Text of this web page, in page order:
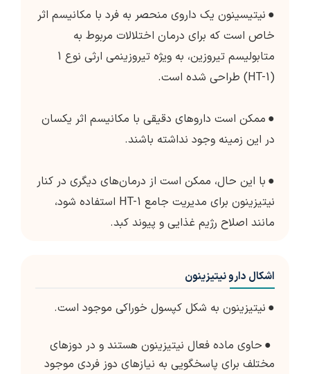
● نیتیسینون یک داروی منحصر به فرد با مکانیسم اثر
خاص است که برای درمان اختلالات مربوط به
متابولیسم تیروزین، به ویژه تیروزینمی ارثی نوع 1
(HT-1) طراحی شده است.
● ممکن است داروهای دقیقی با مکانیسم اثر یکسان
در این زمینه وجود نداشته باشند.
● با این حال، ممکن است از درمان‌های دیگری در کنار
نیتیزینون برای مدیریت جامع HT-1 استفاده شود،
مانند اصلاح رژیم غذایی و پیوند کبد.
اشکال دارو نیتیزینون
● نیتیزینون به شکل کپسول خوراکی موجود است.
● حاوی ماده فعال نیتیزینون هستند و در دوزهای
مختلف برای پاسخگویی به نیازهای دوز فردی موجود